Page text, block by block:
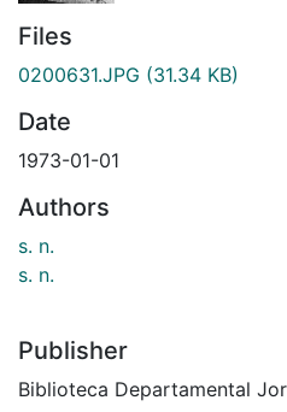
Files
0200631.JPG (31.34 KB)
Date
1973-01-01
Authors
s. n.
s. n.
Publisher
Biblioteca Departamental